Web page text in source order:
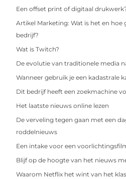
Een offset print of digitaal
Artikel Marketing: Wat is het en
bedrijf?
Wat is Twitch?
De evolutie van traditionele media
Wanneer gebruik je een kadastrale
Dit bedrijf heeft een zoekmachine
Het laatste nieuws online lezen
De verveling tegen gaan met een
roddelnieuws
Een intake voor een
Blijf op de hoogte van het nieuws
Waarom Netflix het wint van het